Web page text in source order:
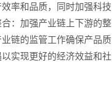
率和品质，同时加强科技
：加强产业链上下游的整
链的监管工作确保产品质
实现更好的经济效益和社